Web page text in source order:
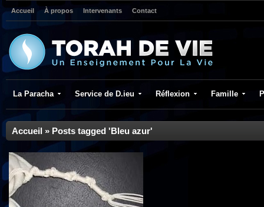
Accueil À propos Intervenants Contact
La Paracha Service de D.ieu Réflexion Famille
Accueil » Posts tagged 'Bleu azur'